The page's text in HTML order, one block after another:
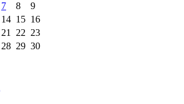
7 8
9
14 15 16
21 22 23
28 29 30